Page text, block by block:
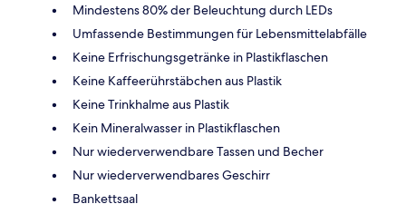
Mindestens 80% der Beleuchtung durch LEDs
Umfassende Bestimmungen für Lebensmittelabfälle
Keine Erfrischungsgetränke in Plastikflaschen
Keine Kaffeerührstäbchen aus Plastik
Keine Trinkhalme aus Plastik
Kein Mineralwasser in Plastikflaschen
Nur wiederverwendbare Tassen und Becher
Nur wiederverwendbares Geschirr
Bankettsaal